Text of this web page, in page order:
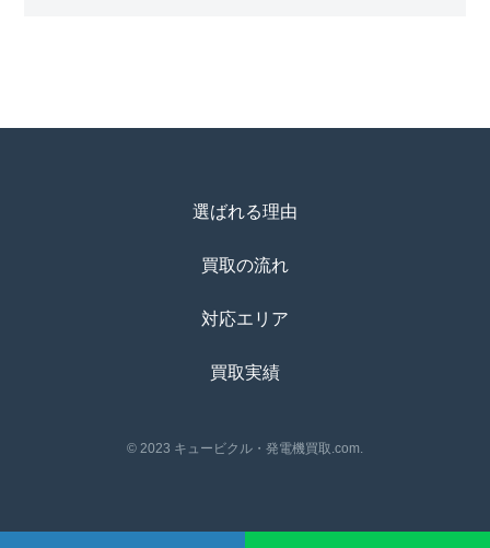
選ばれる理由
買取の流れ
対応エリア
買取実績
© 2023 キュービクル・発電機買取.com.